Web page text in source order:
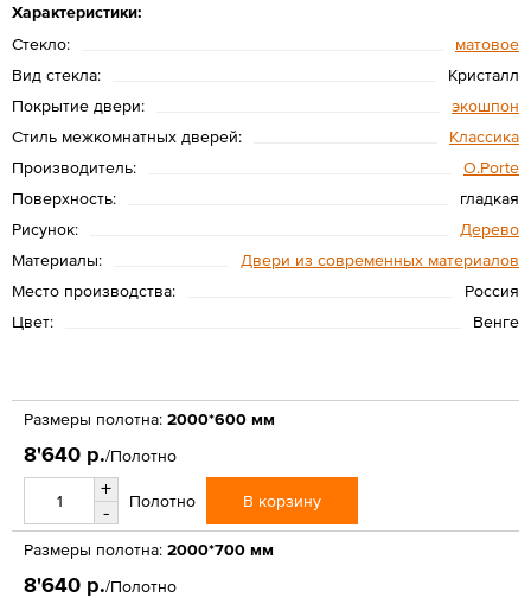
Характеристики:
Стекло:
матовое
Вид стекла:
Кристалл
Покрытие двери:
экошпон
Стиль межкомнатных дверей:
Классика
Производитель:
O.Porte
Поверхность:
гладкая
Рисунок:
Дерево
Материалы:
Двери из современных материалов
Место производства:
Россия
Цвет:
Венге
Размеры полотна: 2000*600 мм
8'640 р./Полотно
+
-
Полотно В корзину
Размеры полотна: 2000*700 мм
8'640 р./Полотно